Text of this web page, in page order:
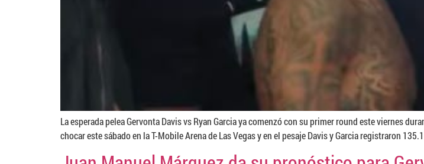
La esperada pelea Gervonta Davis vs Ryan Garcia ya comenzó con su primer round este viernes
chocar este sábado en la T-Mobile Arena de Las Vegas y en el pesaje Davis y Garcia registraron